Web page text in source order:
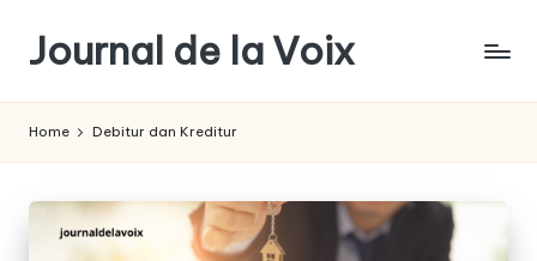
content
Journal de la Voix
Hak
sebagai
Pembeli
Home Debitur dan Kreditur